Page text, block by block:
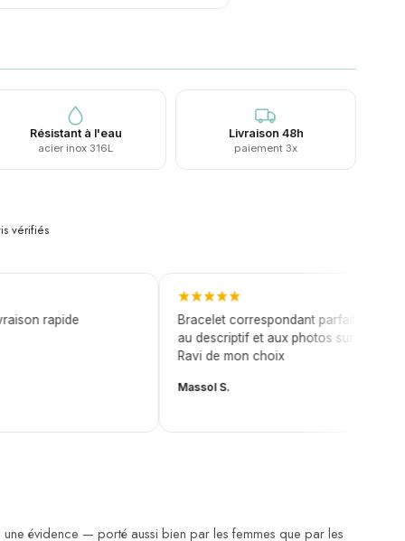
Résistant à l'eau
acier inox 316L
Livraison 48h
paiement 3x
vérifiés
rapide
Bracelet correspondant parfaitement
au descriptif et aux photos sur le site.
Ravi de mon choix
Massol S.
évidence — porté aussi bien par les femmes que par les